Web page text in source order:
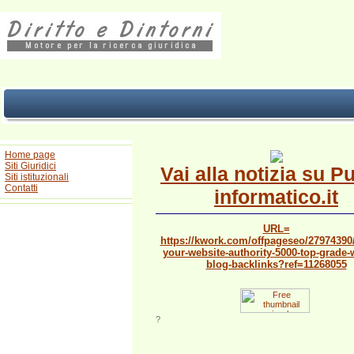
Home page
Siti Giuridici
Siti istituzionali
Contatti
Vai alla notizia su
informatico.it
URL=
https://kwork.com/offpageseo/
your-website-authority-5000-top-grade-
blog-backlinks?ref=11268055
?